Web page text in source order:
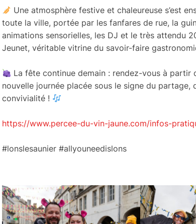
Une atmosphère festive et chaleureuse s’est
toute la ville, portée par les fanfares de rue, la
animations sensorielles, les DJ et le très attendu
Jeunet, véritable vitrine du savoir-faire
La fête continue demain : rendez-vous à partir
nouvelle journée placée sous le signe du partage,
convivialité !
https://www.percee-du-vin-jaune.com/infos-
#lonslesaunier #allyouneedislons